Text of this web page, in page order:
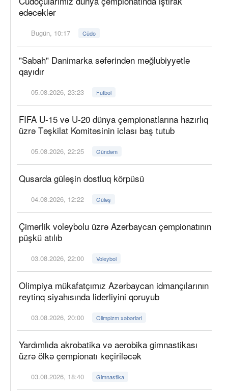
edəcəklər
Bugün, 10:17 Cüdo
"Sabah" Danimarka səfərindən məğlubiyyətlə
qayıdır
05.08.2026, 23:23 Futbol
FIFA U-15 və U-20 dünya çempionatlarına hazırlıq
üzrə Təşkilat Komitəsinin iclası baş tutub
05.08.2026, 22:25 Gündəm
Qusarda güləşin dostluq körpüsü
04.08.2026, 12:22 Güləş
Çimərlik voleybolu üzrə Azərbaycan çempionatının
püşkü atılıb
03.08.2026, 22:00 Voleybol
Olimpiya mükafatçımız Azərbaycan idmançılarının
reytinq siyahısında liderliyini qoruyub
03.08.2026, 20:00 Olimpizm xəbərləri
Yardımlıda akrobatika və aerobika gimnastikası
üzrə ölkə çempionatı keçiriləcək
03.08.2026, 18:40 Gimnastika